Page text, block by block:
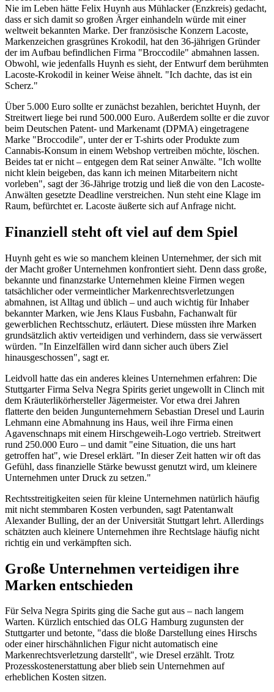
Nie im Leben hätte Felix Huynh aus Mühlacker (Enzkreis) gedacht,
dass er sich damit so großen Ärger einhandeln würde mit einer
weltweit bekannten Marke. Der französische Konzern Lacoste,
Markenzeichen grasgrünes Krokodil, hat den 36-jährigen Gründer
der im Aufbau befindlichen Firma "Broccodile" abmahnen lassen.
Obwohl, wie jedenfalls Huynh es sieht, der Entwurf dem berühmten
Lacoste-Krokodil in keiner Weise ähnelt. "Ich dachte, das ist ein
Scherz."
Über 5.000 Euro sollte er zunächst bezahlen, berichtet Huynh, der
Streitwert liege bei rund 500.000 Euro. Außerdem sollte er die zuvor
beim Deutschen Patent- und Markenamt (DPMA) eingetragene
Marke "Broccodile", unter der er T-shirts oder Produkte zum
Cannabis-Konsum in einem Webshop vertreiben möchte, löschen.
Beides tat er nicht – entgegen dem Rat seiner Anwälte. "Ich wollte
nicht klein beigeben, das kann ich meinen Mitarbeitern nicht
vorleben", sagt der 36-Jährige trotzig und ließ die von den Lacoste-
Anwälten gesetzte Deadline verstreichen. Nun steht eine Klage im
Raum, befürchtet er. Lacoste äußerte sich auf Anfrage nicht.
Finanziell steht oft viel auf dem Spiel
Huynh geht es wie so manchem kleinen Unternehmer, der sich mit
der Macht großer Unternehmen konfrontiert sieht. Denn dass große,
bekannte und finanzstarke Unternehmen kleine Firmen wegen
tatsächlicher oder vermeintlicher Markenrechtsverletzungen
abmahnen, ist Alltag und üblich – und auch wichtig für Inhaber
bekannter Marken, wie Jens Klaus Fusbahn, Fachanwalt für
gewerblichen Rechtsschutz, erläutert. Diese müssten ihre Marken
grundsätzlich aktiv verteidigen und verhindern, dass sie verwässert
würden. "In Einzelfällen wird dann sicher auch übers Ziel
hinausgeschossen", sagt er.
Leidvoll hatte das ein anderes kleines Unternehmen erfahren: Die
Stuttgarter Firma Selva Negra Spirits geriet ungewollt in Clinch mit
dem Kräuterlikörhersteller Jägermeister. Vor etwa drei Jahren
flatterte den beiden Jungunternehmern Sebastian Dresel und Laurin
Lehmann eine Abmahnung ins Haus, weil ihre Firma einen
Agavenschnaps mit einem Hirschgeweih-Logo vertrieb. Streitwert
rund 250.000 Euro – und damit "eine Situation, die uns hart
getroffen hat", wie Dresel erklärt. "In dieser Zeit hatten wir oft das
Gefühl, dass finanzielle Stärke bewusst genutzt wird, um kleinere
Unternehmen unter Druck zu setzen."
Rechtsstreitigkeiten seien für kleine Unternehmen natürlich häufig
mit nicht stemmbaren Kosten verbunden, sagt Patentanwalt
Alexander Bulling, der an der Universität Stuttgart lehrt. Allerdings
schätzten auch kleinere Unternehmen ihre Rechtslage häufig nicht
richtig ein und verkämpften sich.
Große Unternehmen verteidigen ihre
Marken entschieden
Für Selva Negra Spirits ging die Sache gut aus – nach langem
Warten. Kürzlich entschied das OLG Hamburg zugunsten der
Stuttgarter und betonte, "dass die bloße Darstellung eines Hirschs
oder einer hirschähnlichen Figur nicht automatisch eine
Markenrechtsverletzung darstellt", wie Dresel erzählt. Trotz
Prozesskostenerstattung aber blieb sein Unternehmen auf
erheblichen Kosten sitzen.